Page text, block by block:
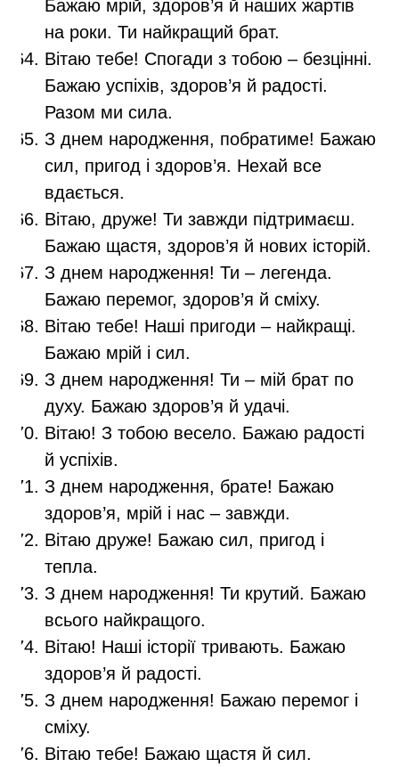
Бажаю мрій, здоров’я й наших жартів
на роки. Ти найкращий брат.
Вітаю тебе! Спогади з тобою – безцінні.
Бажаю успіхів, здоров’я й радості.
Разом ми сила.
З днем народження, побратиме! Бажаю
сил, пригод і здоров’я. Нехай все
вдається.
Вітаю, друже! Ти завжди підтримаєш.
Бажаю щастя, здоров’я й нових історій.
З днем народження! Ти – легенда.
Бажаю перемог, здоров’я й сміху.
Вітаю тебе! Наші пригоди – найкращі.
Бажаю мрій і сил.
З днем народження! Ти – мій брат по
духу. Бажаю здоров’я й удачі.
Вітаю! З тобою весело. Бажаю радості
й успіхів.
З днем народження, брате! Бажаю
здоров’я, мрій і нас – завжди.
Вітаю друже! Бажаю сил, пригод і
тепла.
З днем народження! Ти крутий. Бажаю
всього найкращого.
Вітаю! Наші історії тривають. Бажаю
здоров’я й радості.
З днем народження! Бажаю перемог і
сміху.
Вітаю тебе! Бажаю щастя й сил.